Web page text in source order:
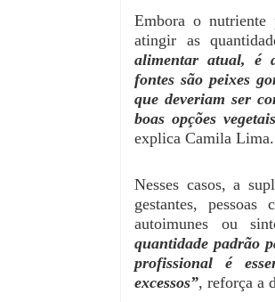
Embora o nutriente
atingir as
alimentar atual, é
fontes são peixes
que deveriam ser
boas opções
explica Camila Lima.
Nesses casos, a
gestantes, pessoas
autoimunes ou
quantidade padrão
profissional é
excessos”, reforça a